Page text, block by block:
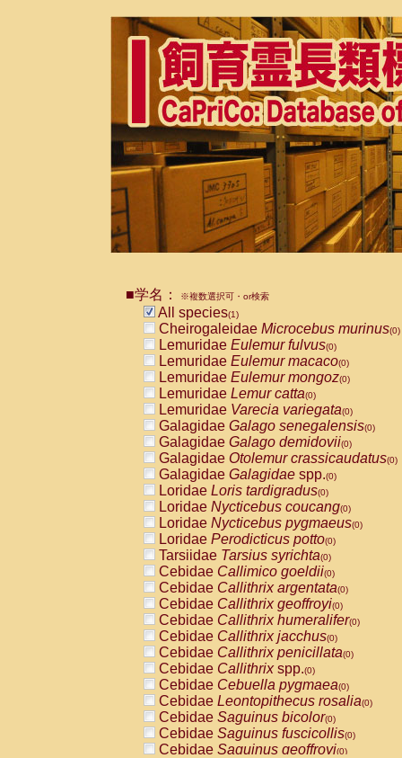
■学名： ※複数選択可・or検索
All species(1)
Cheirogaleidae Microcebus murinus(0)
Lemuridae Eulemur fulvus(0)
Lemuridae Eulemur macaco(0)
Lemuridae Eulemur mongoz(0)
Lemuridae Lemur catta(0)
Lemuridae Varecia variegata(0)
Galagidae Galago senegalensis(0)
Galagidae Galago demidovii(0)
Galagidae Otolemur crassicaudatus(0)
Galagidae Galagidae spp.(0)
Loridae Loris tardigradus(0)
Loridae Nycticebus coucang(0)
Loridae Nycticebus pygmaeus(0)
Loridae Perodicticus potto(0)
Tarsiidae Tarsius syrichta(0)
Cebidae Callimico goeldii(0)
Cebidae Callithrix argentata(0)
Cebidae Callithrix geoffroyi(0)
Cebidae Callithrix humeralifer(0)
Cebidae Callithrix jacchus(0)
Cebidae Callithrix penicillata(0)
Cebidae Callithrixspp.(0)
Cebidae Cebuella pygmaea(0)
Cebidae Leontopithecus rosalia(0)
Cebidae Saguinus bicolor(0)
Cebidae Saguinus fuscicollis(0)
Cebidae Saguinus geoffroyi(0)